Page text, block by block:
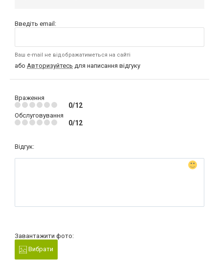
Введіть email:
Ваш e-mail не відображатиметься на сайті
або Авторизуйтесь для написання відгуку
Враження
0/12
Обслуговування
0/12
Відгук:
Завантажити фото:
Вибрати